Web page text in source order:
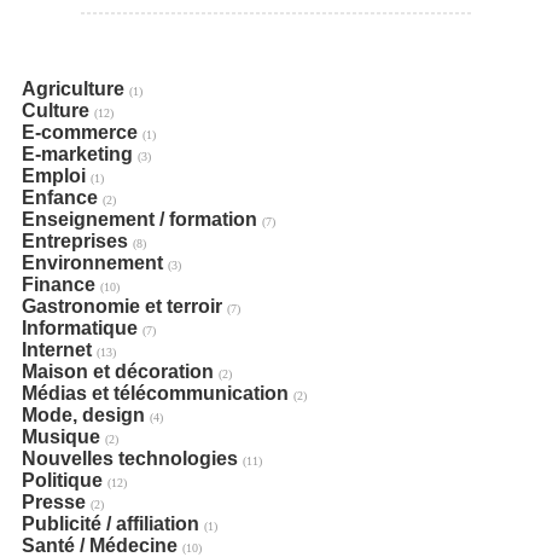
Agriculture (1)
Culture (12)
E-commerce (1)
E-marketing (3)
Emploi (1)
Enfance (2)
Enseignement / formation (7)
Entreprises (8)
Environnement (3)
Finance (10)
Gastronomie et terroir (7)
Informatique (7)
Internet (13)
Maison et décoration (2)
Médias et télécommunication (2)
Mode, design (4)
Musique (2)
Nouvelles technologies (11)
Politique (12)
Presse (2)
Publicité / affiliation (1)
Santé / Médecine (10)